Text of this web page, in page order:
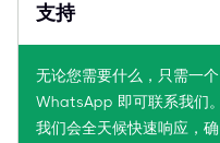
支持
无论您需要什么，只需一个
WhatsApp 即可联系我们。
我们会全天候快速响应，确